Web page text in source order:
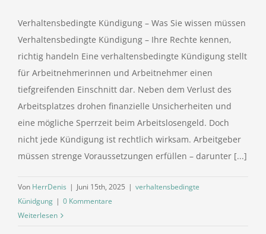
Verhaltensbedingte Kündigung – Was Sie wissen müssen
Verhaltensbedingte Kündigung – Ihre Rechte kennen,
richtig handeln Eine verhaltensbedingte Kündigung stellt
für Arbeitnehmerinnen und Arbeitnehmer einen
tiefgreifenden Einschnitt dar. Neben dem Verlust des
Arbeitsplatzes drohen finanzielle Unsicherheiten und
eine mögliche Sperrzeit beim Arbeitslosengeld. Doch
nicht jede Kündigung ist rechtlich wirksam. Arbeitgeber
müssen strenge Voraussetzungen erfüllen – darunter [...]
Von HerrDenis | Juni 15th, 2025 | verhaltensbedingte
Künidgung | 0 Kommentare
Weiterlesen